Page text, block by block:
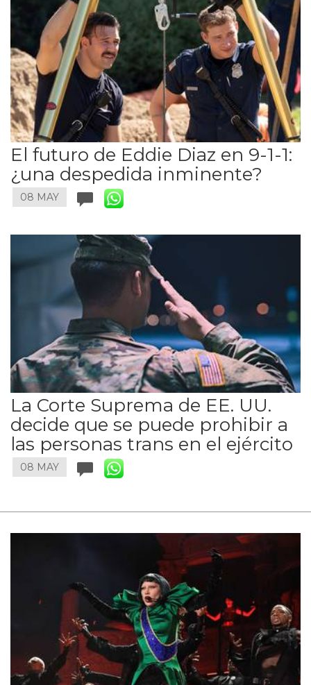
El futuro de Eddie Diaz en 9-1-1:
¿una despedida inminente?
08 MAY
La Corte Suprema de EE. UU.
decide que se puede prohibir a
las personas trans en el ejército
08 MAY